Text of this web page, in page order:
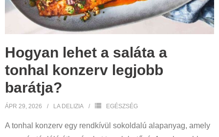
Hogyan lehet a saláta a
tonhal konzerv legjobb
barátja?
ÁPR 29, 2026 LA DELIZIA EGÉSZSÉG
A tonhal konzerv egy rendkívül sokoldalú alapanyag, amely